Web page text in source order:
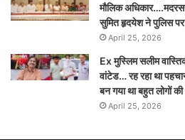
मौलिक
सुमित हृदयेश ने पुलिस पर
April 25, 2026
Ex मुस्लिम सलीम
वांटेड… रह रहा था
बन गया था बहुत लोगों
April 25, 2026